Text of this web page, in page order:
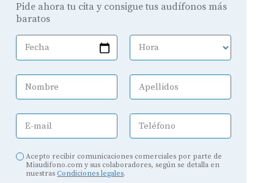
Pide ahora tu cita y consigue tus audífonos más
baratos
Fecha Hora
Nombre Apellidos
E-mail Teléfono
Acepto recibir comunicaciones comerciales por parte de
Miaudifono.com y sus colaboradores, según se detalla en
nuestras Condiciones legales.